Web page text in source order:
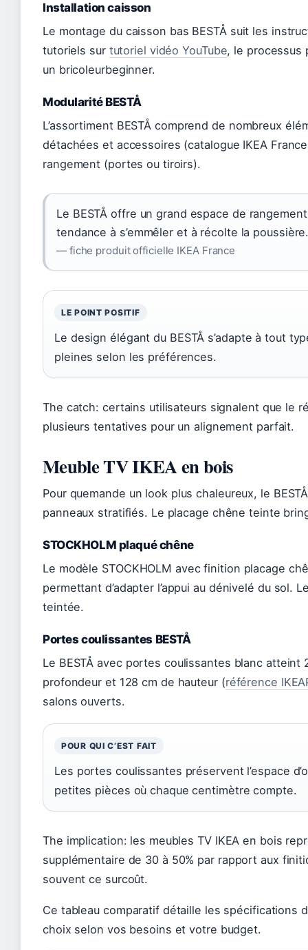
Installation caisson
Le montage du caisson bas BESTÅ suit les
tutoriels sur tutoriel vidéo YouTube, le processus
un bricoleurbeginner.
Modularité BESTÅ
L’assortiment BESTÅ comprend de nombreux
détachées et accessoires (catalogue IKEA
rangement (portes ou tiroirs).
Le BESTÅ offre un grand espace de
tendance à s’emmêler et à récolte la
— fiche produit officielle IKEA France
LE POINT POSITIF
Le design élégant du BESTÅ s’adapte à tout
pleines selon les préférences.
The catch: certains utilisateurs signalent que le
plusieurs tentatives pour un alignement parfait.
Meuble TV IKEA en bois
Pour quemande un look plus chaleureux, le
panneaux stratifiés. Le placage chêne teinte
STOCKHOLM plaqué chêne
Le modèle STOCKHOLM avec finition placage
permettant d’adapter l’appui au dénivelé du sol.
teintée.
Portes coulissantes BESTÅ
Le BESTÅ avec portes coulissantes blanc atteint
profondeur et 128 cm de hauteur (référence
salons ouverts.
POUR QUI C’EST FAIT
Les portes coulissantes préservent l’espace
petites pièces où chaque centimètre compte.
The implication: les meubles TV IKEA en bois
supplémentaire de 30 à 50% par rapport aux
souvent ce surcoût.
Ce tableau comparatif détaille les spécifications
choix selon vos besoins et votre budget.